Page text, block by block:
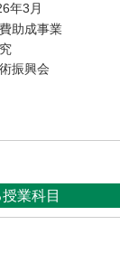
年3月
助成事業
振興会
業科目